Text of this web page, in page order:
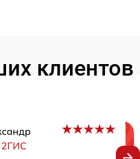
клиентов
2ГИС